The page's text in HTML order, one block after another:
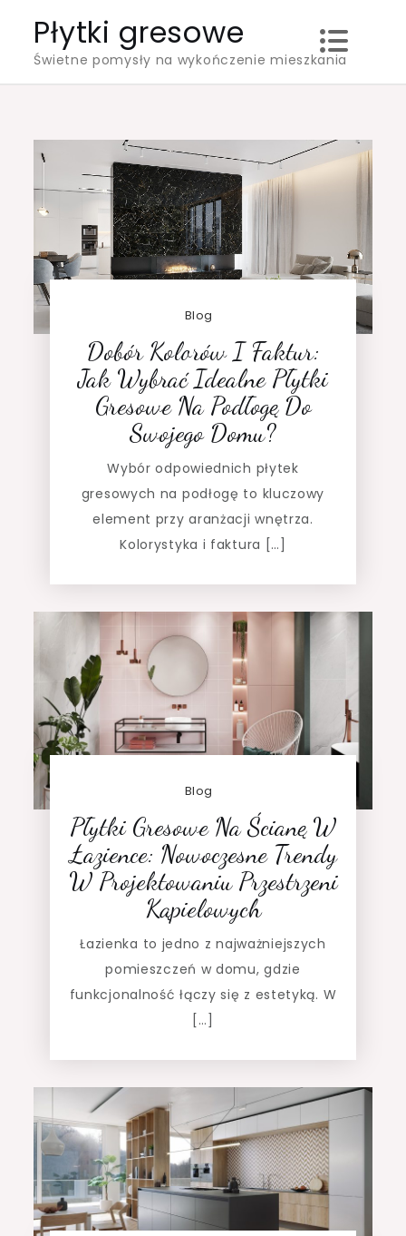
content
Płytki gresowe
Świetne pomysły na wykończenie mieszkania
Blog
Dobór Kolorów I Faktur:
Jak Wybrać Idealne Płytki
Gresowe Na Podłogę Do
Swojego Domu?
Wybór odpowiednich płytek
gresowych na podłogę to kluczowy
element przy aranżacji wnętrza.
Kolorystyka i faktura […]
Blog
Płytki Gresowe Na Ścianę W
Łazience: Nowoczesne Trendy
W Projektowaniu Przestrzeni
Kąpielowych
Łazienka to jedno z najważniejszych
pomieszczeń w domu, gdzie
funkcjonalność łączy się z estetyką. W
[…]